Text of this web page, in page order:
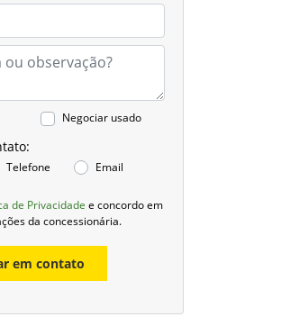
Negociar usado
Telefone Email
de Privacidade e concordo em
da concessionária.
em contato